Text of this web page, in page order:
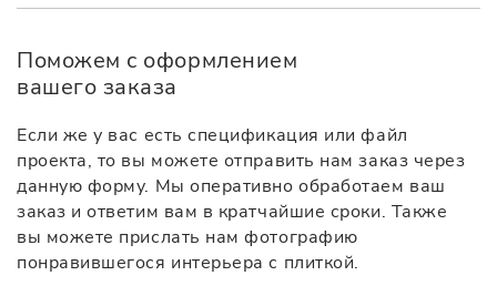
Поможем с оформлением
вашего заказа
Если же у вас есть спецификация или файл
проекта, то вы можете отправить нам заказ через
данную форму. Мы оперативно обработаем ваш
заказ и ответим вам в кратчайшие сроки. Также
вы можете прислать нам фотографию
понравившегося интерьера с плиткой.